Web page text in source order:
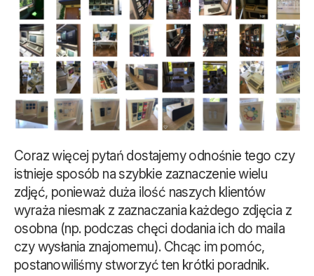
Coraz więcej pytań dostajemy odnośnie tego czy
istnieje sposób na szybkie zaznaczenie wielu
zdjęć, ponieważ duża ilość naszych klientów
wyraża niesmak z zaznaczania każdego zdjęcia z
osobna (np. podczas chęci dodania ich do maila
czy wysłania znajomemu). Chcąc im pomóc,
postanowiliśmy stworzyć ten krótki poradnik.